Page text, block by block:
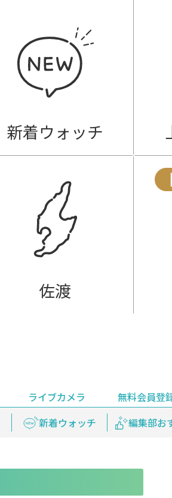
新着ウォッチ
佐渡
新着ウォッチ 編集部お
天気 上越妙高百景
ライブカメラ 無料会員登
見逃し配信 プレミアム会員